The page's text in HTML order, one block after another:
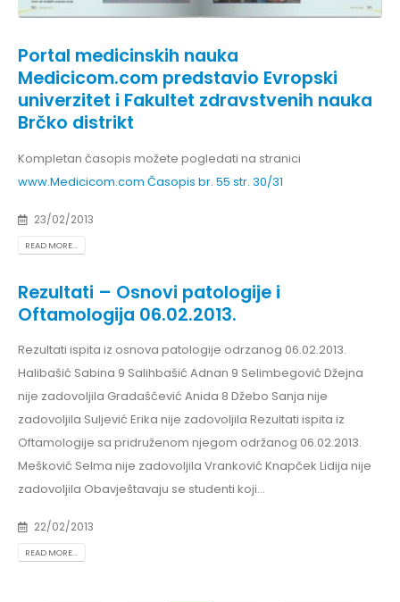
Portal medicinskih nauka
Medicicom.com predstavio Evropski
univerzitet i Fakultet zdravstvenih nauka
Brčko distrikt
Kompletan časopis možete pogledati na stranici
www.Medicicom.com Časopis br. 55 str. 30/31
23/02/2013
READ MORE...
Rezultati – Osnovi patologije i
Oftamologija 06.02.2013.
Rezultati ispita iz osnova patologije odrzanog 06.02.2013.
Halibašić Sabina 9 Salihbašić Adnan 9 Selimbegović Džejna
nije zadovoljila Gradaščević Anida 8 Džebo Sanja nije
zadovoljila Suljević Erika nije zadovoljila Rezultati ispita iz
Oftamologije sa pridruženom njegom održanog 06.02.2013.
Mešković Selma nije zadovoljila Vranković Knapček Lidija nije
zadovoljila Obavještavaju se studenti koji...
22/02/2013
READ MORE...